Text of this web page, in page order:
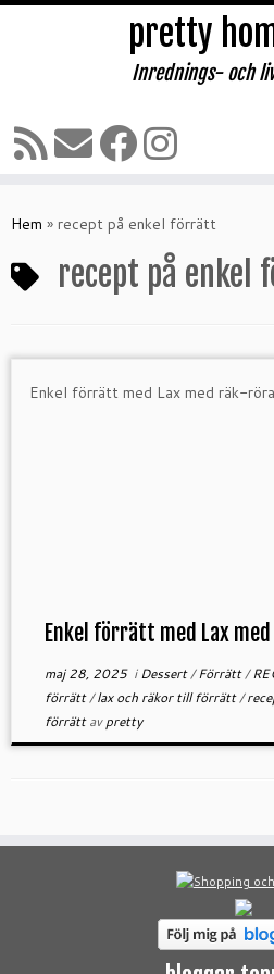
till
pretty
Inrednings- och
Hem » recept på enkel förrätt
recept på enkel
Enkel förrätt med Lax
maj 28, 2025iDessert/Förrätt/
förrätt/lax och räkor till förrätt/
förrättavpretty